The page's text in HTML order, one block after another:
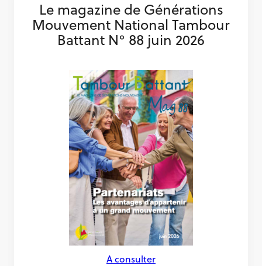
Le magazine de Générations
Mouvement National Tambour
Battant N° 88 juin 2026
A consulter